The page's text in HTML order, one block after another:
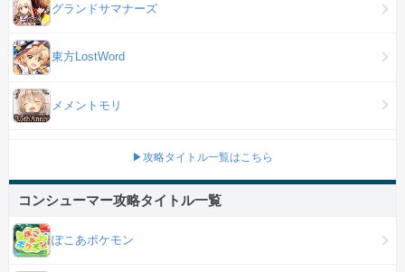
グランドサマナーズ
東方LostWord
メメントモリ
▶攻略タイトル一覧はこちら
コンシューマー攻略タイトル一覧
ぽこあポケモン